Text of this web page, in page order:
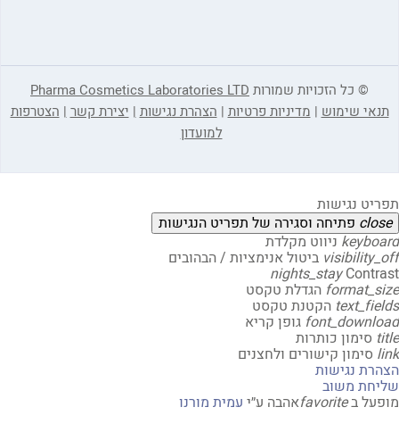
© כל הזכויות שמורותPharma Cosmetics Laboratories LTD
שימוש|מדיניות פרטיות|הצהרת נגישות|יצירת קשר | הצטרפות
למועדון
נגישות
פתיחה וסגירה של תפריט הנגישות
ניווט מקלדת
ביטול אנימציות / הבהובים
nights_stay
הגדלת טקסט
הקטנת טקסט
גופן קריא
סימון כותרות
סימון קישורים ולחצנים
נגישות
משוב
בfavoriteאהבהע״יעמית מורנו